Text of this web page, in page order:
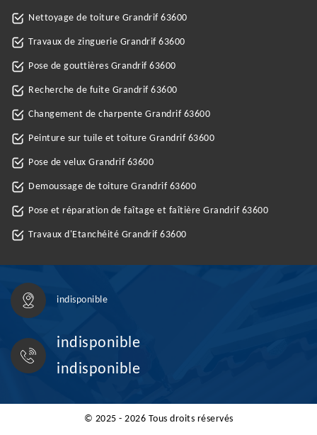
Nettoyage de toiture Grandrif 63600
Travaux de zinguerie Grandrif 63600
Pose de gouttières Grandrif 63600
Recherche de fuite Grandrif 63600
Changement de charpente Grandrif 63600
Peinture sur tuile et toiture Grandrif 63600
Pose de velux Grandrif 63600
Demoussage de toiture Grandrif 63600
Pose et réparation de faîtage et faîtière Grandrif 63600
Travaux d'Etanchéité Grandrif 63600
indisponible
indisponible
indisponible
© 2025 - 2026 Tous droits réservés